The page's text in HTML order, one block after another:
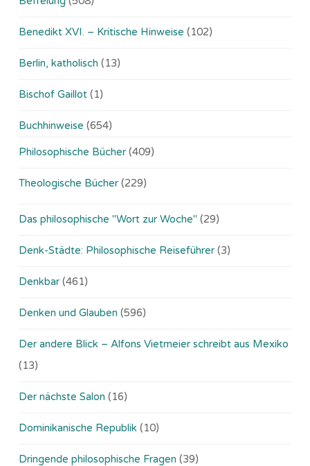
Benedikt XVI. – Kritische Hinweise (102)
Berlin, katholisch (13)
Bischof Gaillot (1)
Buchhinweise (654)
Philosophische Bücher (409)
Theologische Bücher (229)
Das philosophische "Wort zur Woche" (29)
Denk-Städte: Philosophische Reiseführer (3)
Denkbar (461)
Denken und Glauben (596)
Der andere Blick – Alfons Vietmeier schreibt aus Mexiko
(13)
Der nächste Salon (16)
Dominikanische Republik (10)
Dringende philosophische Fragen (39)